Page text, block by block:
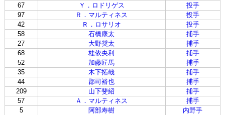
67
Ｙ．ロドリゲス
投手
97
Ｒ．マルティネス
投手
42
Ｒ．ロサリオ
投手
58
石橋康太
捕手
27
大野奨太
捕手
68
桂依央利
捕手
52
加藤匠馬
捕手
35
木下拓哉
捕手
44
郡司裕也
捕手
209
山下斐紹
捕手
57
Ａ．マルティネス
捕手
5
阿部寿樹
内野手